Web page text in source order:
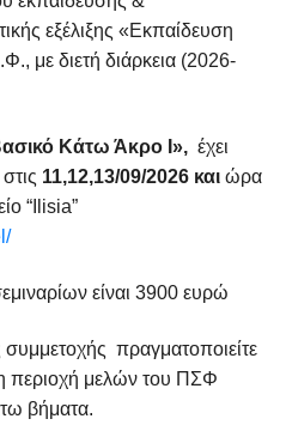
εξέλιξης «Εκπαίδευση
με διετή διάρκεια (2026-
Κάτω Άκρο Ι»,έχει
11,12,13/09/2026 καιώρα
“Ilisia”
είναι 3900 ευρώ
πραγματοποιείτε
περιοχή μελών του ΠΣΦ
βήματα.